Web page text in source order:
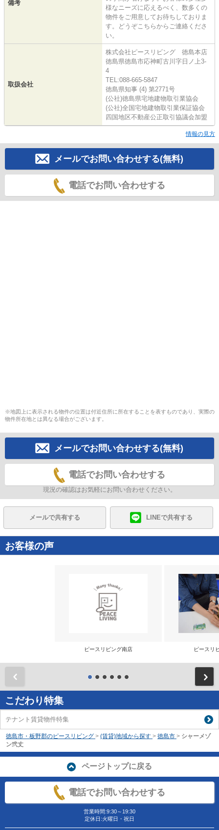
備考
様なニーズに応えるべく、数多くの
物件をご用意してお待ちしておりま
す。どうぞこちらからご連絡くださ
い。
取扱会社
株式会社ピースリビング 徳島本店
徳島県徳島市応神町古川字日ノ上3-
4
TEL:088-665-5847
徳島県知事 (4) 第2771号
(公社)徳島県宅地建物取引業協会
(公社)全国宅地建物取引業保証協会
四国地区不動産公正取引協議会加盟
情報の見方
メールでお問い合わせする(無料)
電話でお問い合わせする
※地図上に表示される物件の位置は付近住所に所在することを表すものであり、実際の
物件所在地とは異なる場合がございます。
メールでお問い合わせする(無料)
電話でお問い合わせする
現況の確認はお気軽にお問い合わせください。
メールで共有する LINEで共有する
お客様の声
ピースリビング南店 ピースリ
こだわり特集
テナント賃貸物件特集
徳島市・板野郡のピースリビング > (賃貸)地域から探す > 徳島市 > シャーメゾ
ン弐丈
ページトップに戻る
電話でお問い合わせする
営業時間:9:30～19:30
定休日:火曜日・祝日